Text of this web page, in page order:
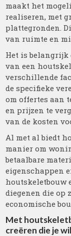
maakt het
realiseren, met
plattegronden.
van ruimte en
Het is belangrijk
van een
verschillende
de specifieke
om offertes aan
en prijzen te
van de kosten
Al met al biedt
manier om
betaalbare
eigenschappen
houtskeletbouw
diegenen die op
economische
Met
creëren die je